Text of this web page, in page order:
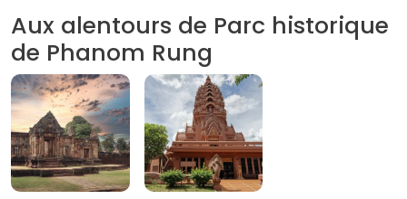
Aux alentours de Parc historique
de Phanom Rung